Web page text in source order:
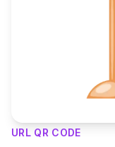
URL QR CODE